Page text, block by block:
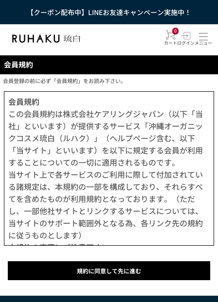
【クーポン配布中】LINEお友達キャンペーン実施中！
0
カートログインメニュー
会員規約
会員登録の前に必ず「会員規約」をお読み下さい。
会員規約
この会員規約は株式会社ケアリングジャパン（以下「当
社」といいます）が提供するサービス「沖縄オーガニッ
クコスメ琉白（ルハク）」（ヘルプページ含む、以下
「当サイト」といいます）を以下に規定する会員が利用
することについての一切に適用されるものです。
当サイト上で各サービスのご利用に際して付加されてい
る諸規定は、本規約の一部を構成しており、それらすべ
てを含めたものが利用規約となっております。（ただ
し、一部他社サイトとリンクするサービスについては、
当サイトのサポート範囲外となる為、各リンク先の規約
に従うものとします）
本規約の変更にご注意下さい
1. 当社は、会員の了承を得ることなく本規約を随時変更
することができるものとし、会員はこれを承諾します。
2. 前項の変更については、当サイト上に1ヵ月間表示した
時点で、全ての会員が了承したものとみなします。
規約に同意して先に進む